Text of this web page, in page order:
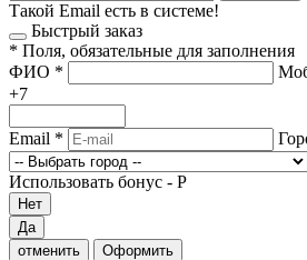
Такой Email есть в системе!
Быстрый заказ
* Поля, обязательные для заполнения
ФИО *
+7
Email *
Использовать бонус - Р
Нет
Да
отменить
Оформить